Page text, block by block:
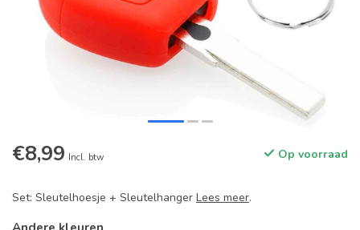
€8,99 Incl. btw Op voorraad
Set: Sleutelhoesje + Sleutelhanger Lees meer.